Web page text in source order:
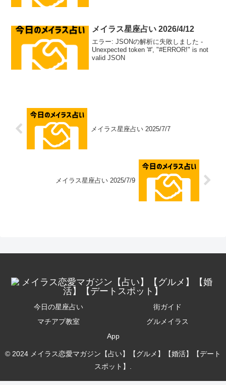
メイラス星座占い 2026/4/12
エラー: JSONの解析に失敗しました -
Unexpected token '#', "#ERROR!" is not
valid JSON
メイラス星座占い 2025/7/7
メイラス星座占い 2025/7/9
今日の星座占い
街ガイド
マチアプ教室
グルメイラス
App
© 2024 メイラス恋愛マガジン【占い】【グルメ】【婚活】【デート
スポット】.